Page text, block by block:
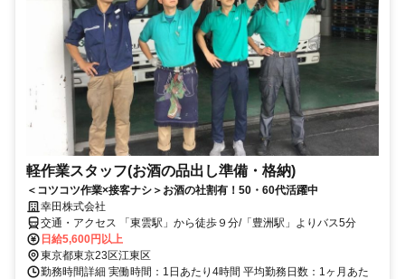
軽作業スタッフ(お酒の品出し準備・格納)
＜コツコツ作業×接客ナシ＞お酒の社割有！50・60代活躍中
幸田株式会社
交通・アクセス 「東雲駅」から徒歩９分/「豊洲駅」よりバス5分
日給5,600円以上
東京都東京23区江東区
勤務時間詳細 実働時間：1日あたり4時間 平均勤務日数：1ヶ月あた